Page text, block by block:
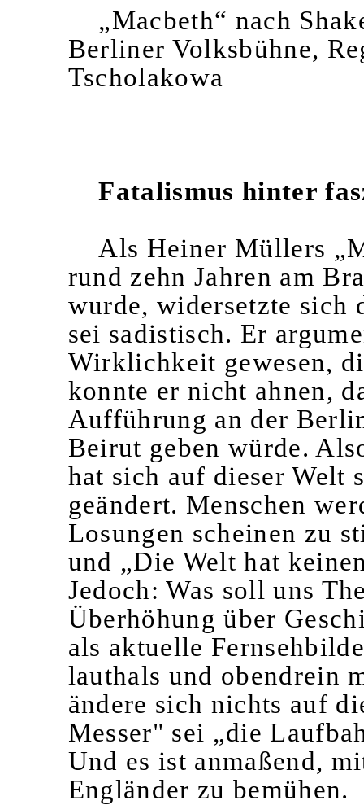
„Macbeth“ nach
Berliner Volksbühne,
Tscholakowa
Fatalismus hinter
Als Heiner Müllers
rund zehn Jahren am
wurde, widersetzte sich
sei sadistisch. Er
Wirklichkeit gewesen,
konnte er nicht ahnen,
Aufführung an der
Beirut geben würde.
hat sich auf dieser Welt
geändert. Menschen
Losungen scheinen zu
und „Die Welt hat
Jedoch: Was soll uns
Überhöhung über
als aktuelle
lauthals und obendrein
ändere sich nichts auf
Messer" sei „die
Und es ist anmaßend,
Engländer zu bemühen.